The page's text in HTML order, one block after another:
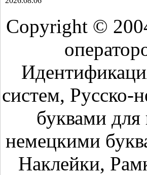
Copyright ©
систем, Русско-
буквами
немецкими
Наклейки,